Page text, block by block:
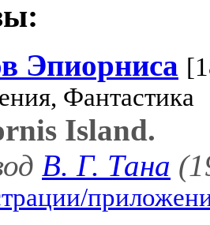
Эпиорниса
Фантастика
Island.
В. Г. Тана